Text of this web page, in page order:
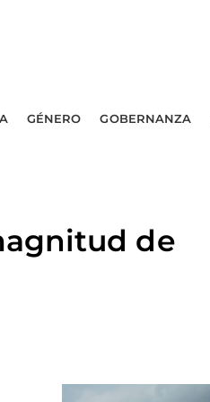
GÉNERO GOBERNANZA
de